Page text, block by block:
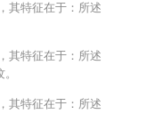
其特征在于：所述
其特征在于：所述
其特征在于：所述